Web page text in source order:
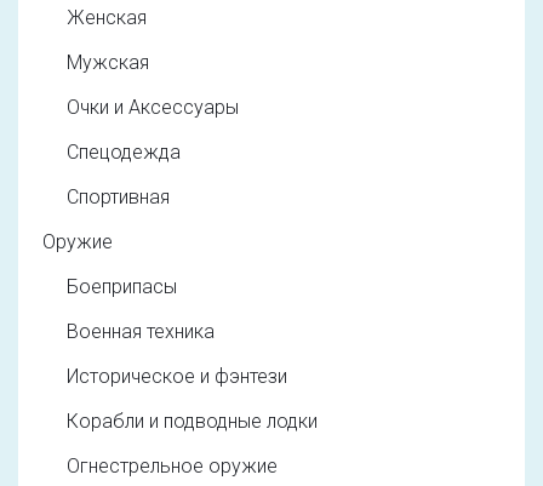
Женская
Мужская
Очки и Аксессуары
Спецодежда
Спортивная
Оружие
Боеприпасы
Военная техника
Историческое и фэнтези
Корабли и подводные лодки
Огнестрельное оружие